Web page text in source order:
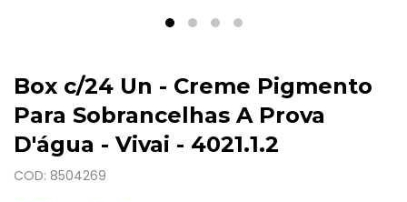
Box c/24 Un - Creme Pigmento
Para Sobrancelhas A Prova
D'água - Vivai - 4021.1.2
COD: 8504269